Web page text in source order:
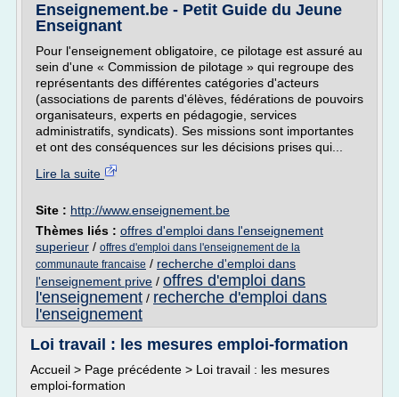
Enseignement.be - Petit Guide du Jeune
Enseignant
Pour l'enseignement obligatoire, ce pilotage est assuré au
sein d'une « Commission de pilotage » qui regroupe des
représentants des différentes catégories d'acteurs
(associations de parents d'élèves, fédérations de pouvoirs
organisateurs, experts en pédagogie, services
administratifs, syndicats). Ses missions sont importantes
et ont des conséquences sur les décisions prises qui...
Lire la suite
Site : http://www.enseignement.be
Thèmes liés : offres d'emploi dans l'enseignement
superieur / offres d'emploi dans l'enseignement de la
communaute francaise / recherche d'emploi dans
l'enseignement prive / offres d'emploi dans
l'enseignement / recherche d'emploi dans
l'enseignement
Loi travail : les mesures emploi-formation
Accueil > Page précédente > Loi travail : les mesures
emploi-formation